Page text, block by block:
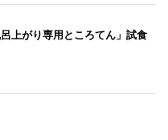
上がり専用ところてん」試食